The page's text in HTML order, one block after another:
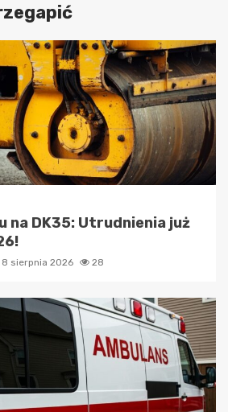
na DK35: Utrudnienia już
8 sierpnia 2026 28